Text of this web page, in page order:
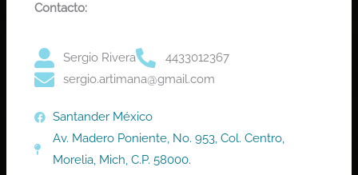
Contacto:
Sergio Rivera
4433012367
sergio.artimana@gmail.com
Santander México
Av. Madero Poniente, No. 953, Col. Centro,
Morelia, Mich, C.P. 58000.